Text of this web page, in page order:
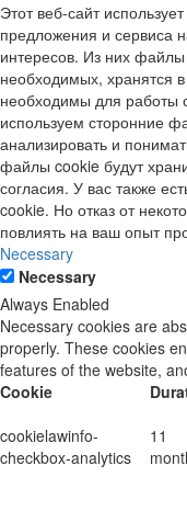
Этот веб-сайт
предложения и сервиса
интересов. Из них
необходимых, хранятся
необходимы для работы
используем сторонние
анализировать и
файлы cookie будут
согласия. У вас также
cookie. Но отказ от
повлиять на ваш опыт
Necessary
Necessary
Always Enabled
Necessary cookies are
properly. These cookies
features of the website,
Cookie
cookielawinfo-
checkbox-analytics
11